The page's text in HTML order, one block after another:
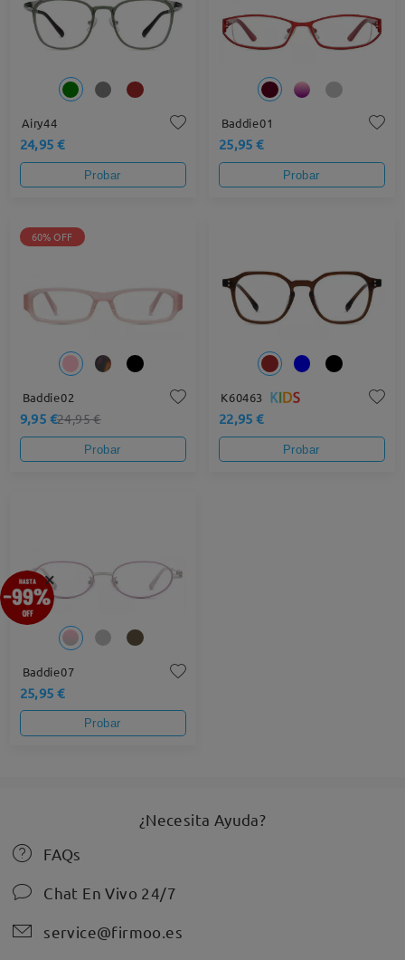
Airy44
24,95 €
Probar
Baddie01
25,95 €
Probar
60% OFF
Baddie02
9,95 €24,95 €
Probar
K60463
22,95 €
Probar
Baddie07
25,95 €
Probar
¿Necesita Ayuda?
FAQs
Chat En Vivo 24/7
service@firmoo.es
×